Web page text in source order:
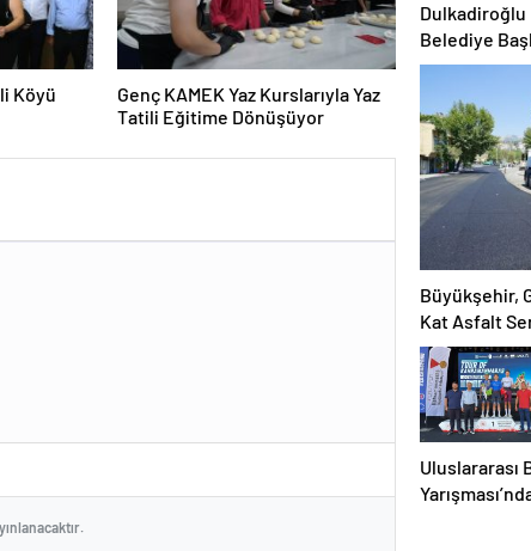
Köyü
Genç KAMEK Yaz Kurslarıyla Yaz
Tatili Eğitime Dönüşüyor
Dulkadiroğlu
Belediye
Mehmet
Çeken
Bulaşıcıdır”
Büyükşehir,
Kat Asfalt
Uluslararası